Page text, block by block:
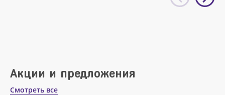
Акции и предложения
Смотреть все